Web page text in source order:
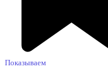
Показываем